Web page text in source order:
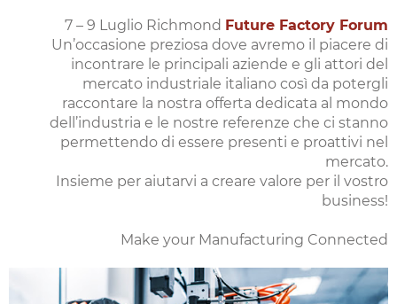
7 – 9 Luglio Richmond Future Factory Forum
Un’occasione preziosa dove avremo il piacere di
incontrare le principali aziende e gli attori del
mercato industriale italiano così da potergli
raccontare la nostra offerta dedicata al mondo
dell’industria e le nostre referenze che ci stanno
permettendo di essere presenti e proattivi nel
mercato.
Insieme per aiutarvi a creare valore per il vostro
business!
Make your Manufacturing Connected